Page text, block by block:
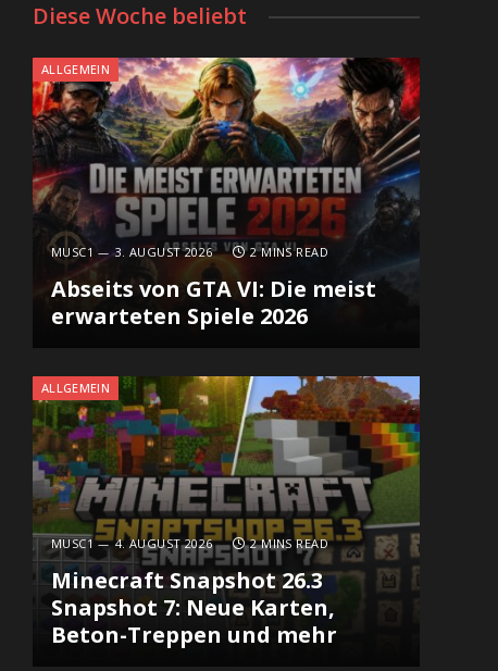
Diese Woche beliebt
ALLGEMEIN
MUSC1 3. AUGUST 2026 2 MINS READ
Abseits von GTA VI: Die meist
erwarteten Spiele 2026
ALLGEMEIN
MUSC1 4. AUGUST 2026 2 MINS READ
Minecraft Snapshot 26.3
Snapshot 7: Neue Karten,
Beton-Treppen und mehr